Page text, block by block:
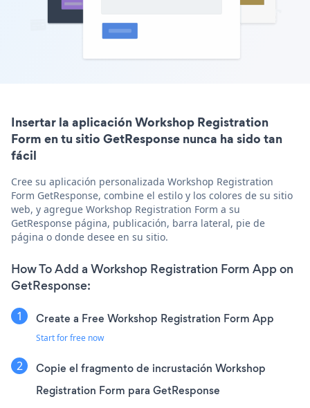
Insertar la aplicación Workshop Registration
Form en tu sitio GetResponse nunca ha sido tan
fácil
Cree su aplicación personalizada Workshop Registration
Form GetResponse, combine el estilo y los colores de su sitio
web, y agregue Workshop Registration Form a su
GetResponse página, publicación, barra lateral, pie de
página o donde desee en su sitio.
How To Add a Workshop Registration Form App on
GetResponse:
Create a Free Workshop Registration Form App
Start for free now
Copie el fragmento de incrustación Workshop
Registration Form para GetResponse